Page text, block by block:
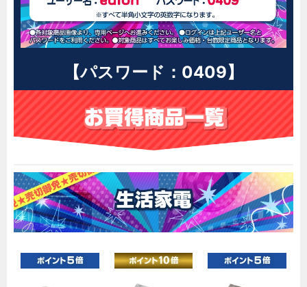
【パスワード：0409】